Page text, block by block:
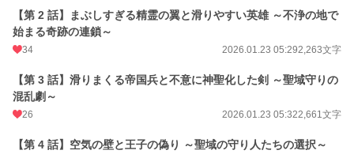
文字数 17,269
更新日時
初回公開日時 2026.01.23 05:27
週間ポイント
月間ポイント 154 pt (56,733 位)
【第 2 話】まぶしすぎる精霊の翼と滑りやすい英雄 ～不浄の地で
始まる奇跡の連鎖～
34 2026.01.23 05:292,263文字
【第 3 話】滑りまくる帝国兵と不意に神聖化した剣 ～聖域守りの
混乱劇～
26 2026.01.23 05:322,661文字
【第 4 話】空気の壁と王子の偽り ～聖域の守り人たちの選択～